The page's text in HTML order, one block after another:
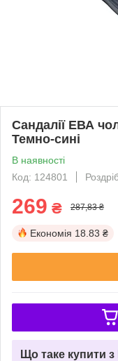
Сандалії ЕВА
Темно-сині
В наявності
Код: 124801
269 ₴ 287,83 ₴
Економія 18.83 ₴
Що таке купити